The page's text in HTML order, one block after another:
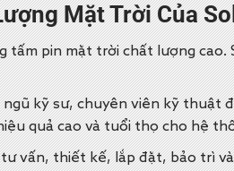
Mặt Trời Của
tấm pin mặt trời chất lượng
kỹ sư, chuyên viên kỹ thuật
quả cao và tuổi thọ cho hệ
vấn, thiết kế, lắp đặt, bảo trì